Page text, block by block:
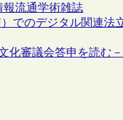
報流通学術雑誌
でのデジタル関連法
化審議会答申を読む